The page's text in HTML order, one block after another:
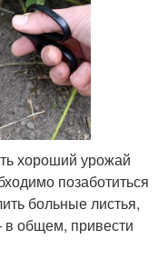
хороший урожай
позаботиться
больные листья,
в общем, привести